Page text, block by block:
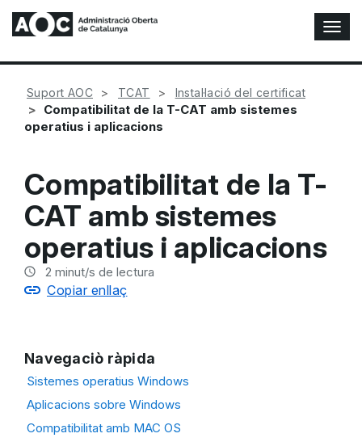
A
l
t
Suport AOC TCAT Instal·lació del certificat
Compatibilitat de la T-CAT amb sistemes
operatius i aplicacions
Compatibilitat de la T-
CAT amb sistemes
operatius i aplicacions
2 minut/s de lectura
Copiar enllaç
Navegaciò ràpida
Sistemes operatius Windows
Aplicacions sobre Windows
Compatibilitat amb MAC OS